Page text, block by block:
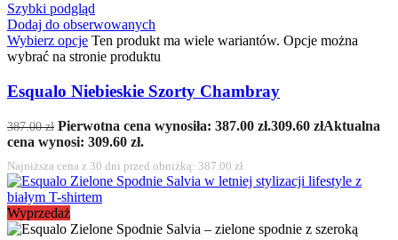
Szybki podgląd
Dodaj do obserwowanych
Wybierz opcje Ten produkt ma wiele wariantów. Opcje można
wybrać na stronie produktu
Esqualo Niebieskie Szorty Chambray
387.00zł Pierwotna cena wynosiła: 387.00 zł.309.60 złAktualna
cena wynosi: 309.60 zł.
Najniższa cena z 30 dni przed obniżką: 387.00 zł
Wyprzedaż